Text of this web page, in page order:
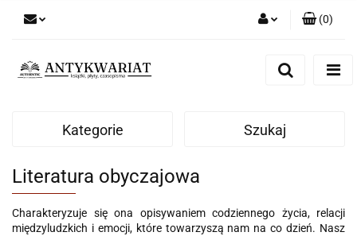
(0)
Kategorie Szukaj
Literatura obyczajowa
Charakteryzuje się ona opisywaniem codziennego życia, relacji
międzyludzkich i emocji, które towarzyszą nam na co dzień. Nasz